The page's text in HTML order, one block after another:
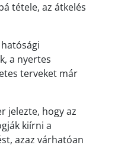
tétele, az átkelés
a nyertes
terveket már
jelezte, hogy az
kiírni a
azaz várhatóan